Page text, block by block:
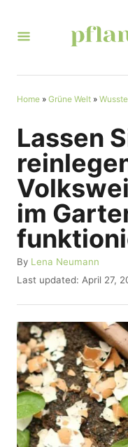
Home » Grüne Welt »
Lassen
im
By A
u
h
o
r
Lena Neumann
P
s
t
e
d
o
n
Last updated: April 27,